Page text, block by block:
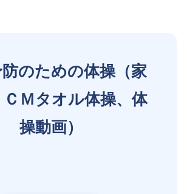
のための体操（家
ＣＭタオル体操、体
操動画）